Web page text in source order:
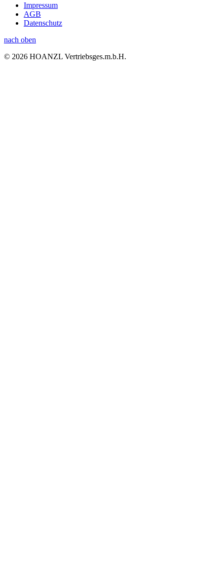
Impressum
AGB
Datenschutz
nach oben
© 2026 HOANZL Vertriebsges.m.b.H.